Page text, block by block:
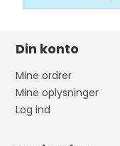
Din konto
Mine ordrer
Mine oplysninger
Log ind